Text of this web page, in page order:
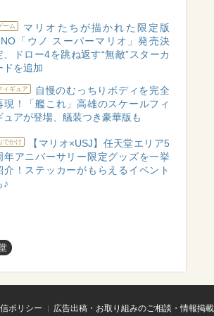
ーム
マリオたちが描かれた限定版
「ウノ スーパーマリオ」発売決
、ドロー4を跳ね返す“無敵”スターカ
ドを追加
ィギュア
自慢のむっちりボディを完全
現！「艦これ」高雄のスケールフィ
ュアが登場、艤装つき豪華版も
でかけ
【マリオ×USJ】任天堂エリア5
年アニバーサリー限定グッズを一挙
介！ステッカーがもらえるイベント
♪
ポリシー 広告出稿・お取り組みのご相談・情報掲